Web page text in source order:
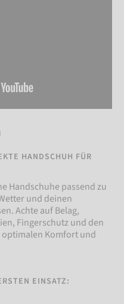
HANDSCHUH FÜR
Handschuhe passend zu
und deinen
Achte auf Belag,
Fingerschutz und den
Komfort und
EINSATZ: